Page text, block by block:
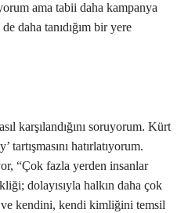
ama tabii daha kampanya
daha tanıdığım bir yere
karşılandığını soruyorum. Kürt
tartışmasını hatırlatıyorum.
“Çok fazla yerden insanlar
dolayısıyla halkın daha çok
ve kendini, kendi kimliğini temsil